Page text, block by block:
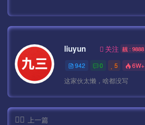
liuyun 关注 靓 : 9888
942 0 5 6W+
这家伙太懒，啥都没写
上一篇